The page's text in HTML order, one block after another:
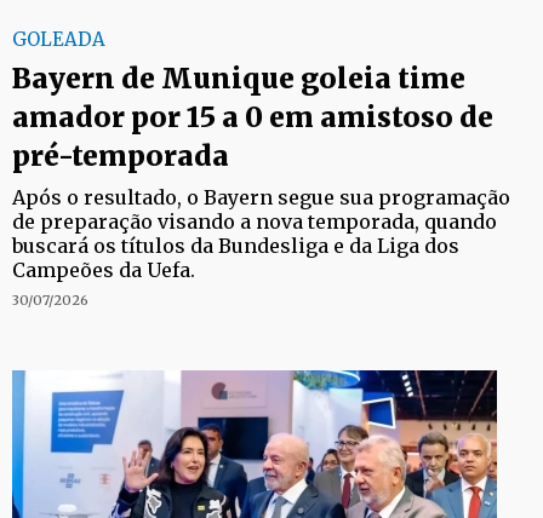
GOLEADA
Bayern de Munique goleia time
amador por 15 a 0 em amistoso de
pré-temporada
Após o resultado, o Bayern segue sua programação
de preparação visando a nova temporada, quando
buscará os títulos da Bundesliga e da Liga dos
Campeões da Uefa.
30/07/2026